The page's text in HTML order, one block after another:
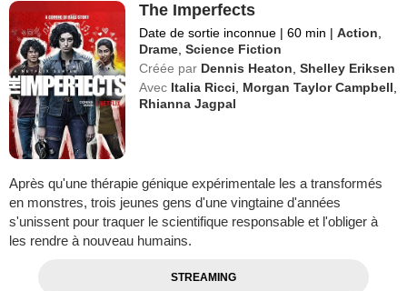
The Imperfects
Date de sortie inconnue | 60 min | Action
Drame ,Science Fiction
Créée par Dennis Heaton ,Shelley Eriksen
Avec Italia Ricci Morgan Taylor Campbell
Rhianna Jagpal
Après qu'une thérapie génique expérimentale les a transformés
en monstres, trois jeunes gens d'une vingtaine d'années
s'unissent pour traquer le scientifique responsable et l'obliger à
les rendre à nouveau humains.
STREAMING